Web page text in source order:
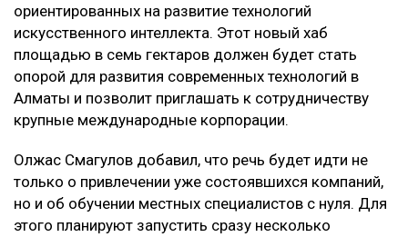
ориентированных на развитие технологий
искусственного интеллекта. Этот новый хаб
площадью в семь гектаров должен будет стать
опорой для развития современных технологий в
Алматы и позволит приглашать к сотрудничеству
крупные международные корпорации.
Олжас Смагулов добавил, что речь будет идти не
только о привлечении уже состоявшихся компаний,
но и об обучении местных специалистов с нуля. Для
этого планируют запустить сразу несколько